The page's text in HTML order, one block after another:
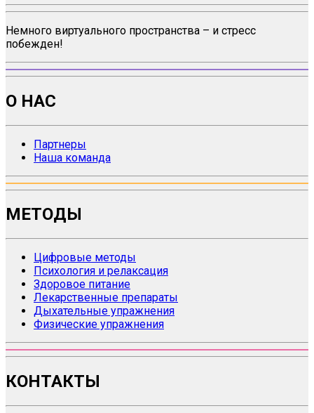
Немного виртуального пространства – и стресс
побежден!
О НАС
Партнеры
Наша команда
МЕТОДЫ
Цифровые методы
Психология и релаксация
Здоровое питание
Лекарственные препараты
Дыхательные упражнения
Физические упражнения
КОНТАКТЫ